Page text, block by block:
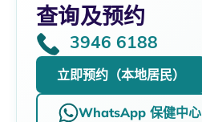
查询及预约
3946 6188
立即预约（本地居民）
WhatsApp 保健中心